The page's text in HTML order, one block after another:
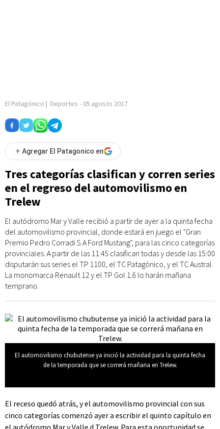
El Patagónico | Deportes - 05 agosto 2017
+ Agregar El Patagonico en
Tres categorías clasifican y corren series
en el regreso del automovilismo en
Trelew
El autódromo Mar y Valle recibió a partir de ayer a la quinta fecha
del automovilismo provincial, donde estará en juego el "Gran
Premio Pedro Corradi S.A Ford Mustang", para las cinco categorías
provinciales. A partir de las 11:45 clasifican todas y desde las 15:00
disputarán sus series el TP 1100, el TC Patagónico, y el TC Austral.
La monomarca Renault 12 y el TP Gol 1.6 lo harán mañana
temprano.
El automovilismo chubutense ya inició la actividad para la quinta fecha
de la temporada que se correrá mañana en Trelew.
El receso quedó atrás, y el automovilismo provincial con sus
cinco categorías comenzó ayer a escribir el quinto capítulo en
el autódromo Mar y Valle d Trelew. Para esta oportunidad se